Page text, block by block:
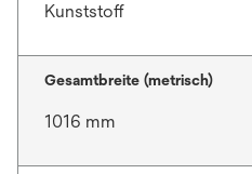
Kunststoff
Gesamtbreite (metrisch)
1016 mm